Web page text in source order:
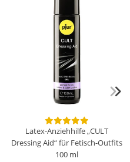
Latex-Anziehhilfe „CULT
Dressing Aid“ für Fetisch-Outfits
100 ml